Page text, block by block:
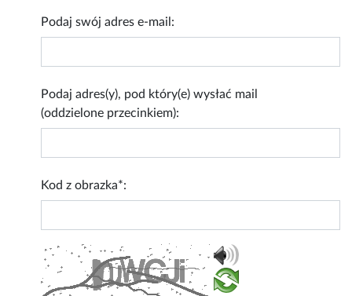
Podaj swój adres e-mail:
Podaj adres(y), pod który(e) wysłać mail
(oddzielone przecinkiem):
Kod z obrazka*: